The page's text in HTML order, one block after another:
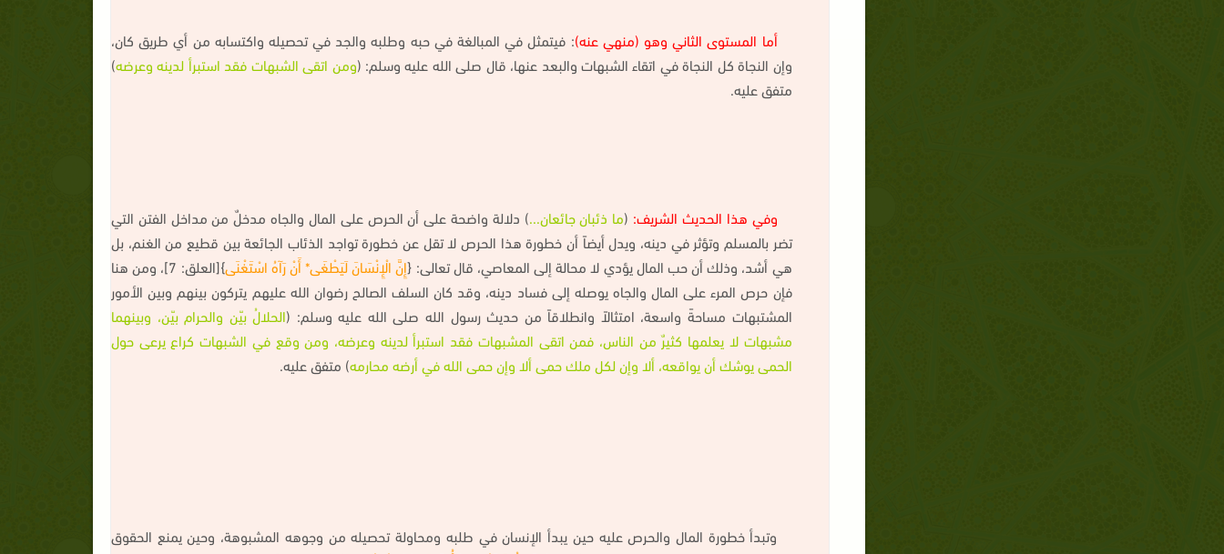
أما المستوى الثاني وهو (منهي عنه): فيتمثل في المبالغة في حبه وطلبه والجد في تحصيله واكتسابه من أي طريق كان،
وإن النجاة كل النجاة في اتقاء الشبهات والبعد عنها، قال صلى الله عليه وسلم: (ومن اتقى الشبهات فقد استبرأ لدينه وعرضه)
متفق عليه.
وفي هذا الحديث الشريف: (ما ذئبان جائعان...) دلالة واضحة على أن الحرص على المال والجاه مدخلٌ من مداخل الفتن التي
تضر بالمسلم وتؤثر في دينه، ويدل أيضاً أن خطورة هذا الحرص لا تقل عن خطورة تواجد الذئاب الجائعة بين قطيع من الغنم، بل
هي أشد، وذلك أن حب المال يؤدي لا محالة إلى المعاصي، قال تعالى: {إِنَّ الْإِنْسَانَ لَيَطْغَى* أَنْ رَآهُ اسْتَغْنَى
}[العلق: 7]، ومن هنا
فإن حرص المرء على المال والجاه يوصله إلى فساد دينه، وقد كان السلف الصالح رضوان الله عليهم يتركون بينهم وبين الأمور
المشتبهات مساحةً واسعة، امتثالاً وانطلاقاً من حديث رسول الله صلى الله عليه وسلم: (الحلالُ بيّن والحرام بيّن، وبينهما
مشبهات لا يعلمها كثيرٌ من الناس، فمن اتقى المشبهات فقد استبرأ لدينه وعرضه، ومن وقع في الشبهات كراع يرعى حول
الحمى يوشك أن يواقعه، ألا وإن لكل ملك حمى ألا وإن حمى الله في أرضه محارمه) متفق عليه.
وتبدأ خطورة المال والحرص عليه حين يبدأ الإنسان في طلبه ومحاولة تحصيله من وجوهه المشبوهة، وحين يمنع الحقوق